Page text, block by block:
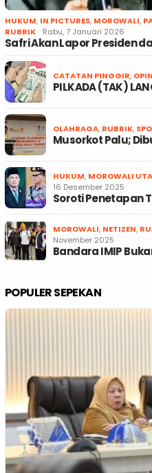
HUKUM, IN PICTURES, MOROWALI,
RUBRIK
Rabu, 7 Januari 2026
Safri Akan Lapor Presiden
CATATAN PINGGIR,
PILKADA (TAK)
OLAHRAGA, RUBRIK,
Musorkot Palu;
HUKUM, MOROWALI
16 Desember 2025
Soroti Penetapan
MOROWALI, NETIZEN,
November 2025
Bandara IMIP
POPULER SEPEKAN